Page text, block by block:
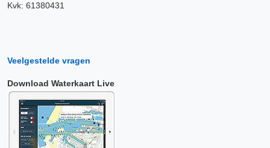
Kvk: 61380431
Veelgestelde vragen
Download Waterkaart Live